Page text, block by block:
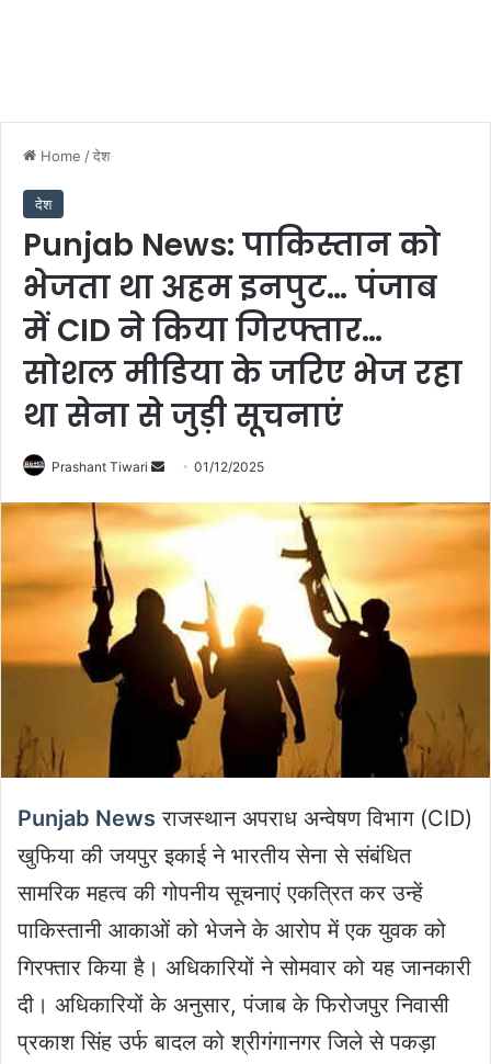
Home /देश
देश
Punjab News: पाकिस्तान को
भेजता था अहम इनपुट… पंजाब
में CID ने किया गिरफ्तार…
सोशल मीडिया के जरिए भेज रहा
था सेना से जुड़ी सूचनाएं
Prashant Tiwari
Send
email
01/12/2025
Punjab News राजस्थान अपराध अन्वेषण विभाग (CID)
खुफिया की जयपुर इकाई ने भारतीय सेना से संबंधित
सामरिक महत्व की गोपनीय सूचनाएं एकत्रित कर उन्हें
पाकिस्तानी आकाओं को भेजने के आरोप में एक युवक को
गिरफ्तार किया है। अधिकारियों ने सोमवार को यह जानकारी
दी। अधिकारियों के अनुसार, पंजाब के फिरोजपुर निवासी
प्रकाश सिंह उर्फ बादल को श्रीगंगानगर जिले से पकड़ा